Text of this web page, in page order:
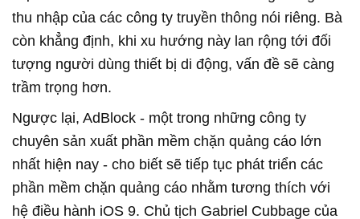
thu nhập của các công ty truyền thông nói riêng. Bà
còn khẳng định, khi xu hướng này lan rộng tới đối
tượng người dùng thiết bị di động, vấn đề sẽ càng
trầm trọng hơn.
Ngược lại, AdBlock - một trong những công ty
chuyên sản xuất phần mềm chặn quảng cáo lớn
nhất hiện nay - cho biết sẽ tiếp tục phát triển các
phần mềm chặn quảng cáo nhằm tương thích với
hệ điều hành iOS 9. Chủ tịch Gabriel Cubbage của